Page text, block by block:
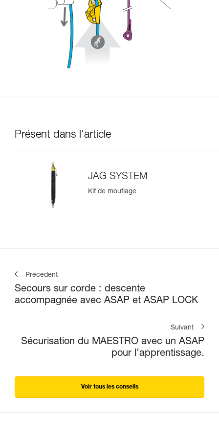
Présent dans l'article
JAG SYSTEM
Kit de mouflage
Précédent
Secours sur corde : descente
accompagnée avec ASAP et ASAP LOCK
Suivant
Sécurisation du MAESTRO avec un ASAP
pour l’apprentissage.
Voir tous les conseils